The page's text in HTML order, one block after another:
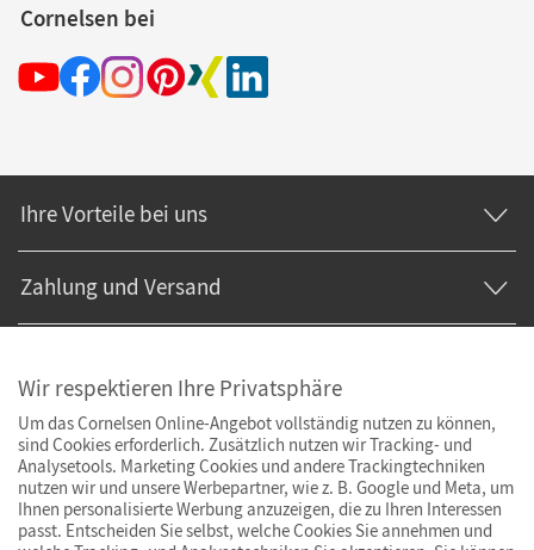
Cornelsen bei
Ihre Vorteile bei uns
Zahlung und Versand
Wir respektieren Ihre Privatsphäre
Um das Cornelsen Online-Angebot vollständig nutzen zu können,
sind Cookies erforderlich. Zusätzlich nutzen wir Tracking- und
Analysetools. Marketing Cookies und andere Trackingtechniken
nutzen wir und unsere Werbepartner, wie z. B. Google und Meta, um
Ihnen personalisierte Werbung anzuzeigen, die zu Ihren Interessen
passt. Entscheiden Sie selbst, welche Cookies Sie annehmen und